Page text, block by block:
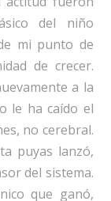
del niño
mi punto de
de crecer.
a la
le ha caído el
no cerebral.
puyas lanzó,
del sistema.
que ganó,